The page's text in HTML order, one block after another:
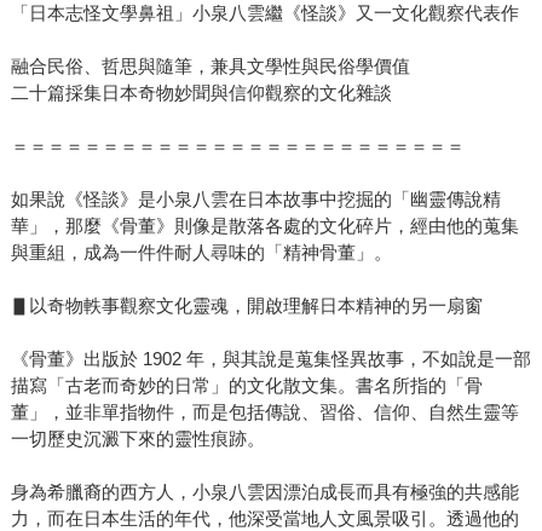
「日本志怪文學鼻祖」小泉八雲繼《怪談》又一文化觀察代表作
融合民俗、哲思與隨筆，兼具文學性與民俗學價值
二十篇採集日本奇物妙聞與信仰觀察的文化雜談
＝＝＝＝＝＝＝＝＝＝＝＝＝＝＝＝＝＝＝＝＝＝＝＝＝
如果說《怪談》是小泉八雲在日本故事中挖掘的「幽靈傳說精
華」，那麼《骨董》則像是散落各處的文化碎片，經由他的蒐集
與重組，成為一件件耐人尋味的「精神骨董」。
▋以奇物軼事觀察文化靈魂，開啟理解日本精神的另一扇窗
《骨董》出版於 1902 年，與其說是蒐集怪異故事，不如說是一部
描寫「古老而奇妙的日常」的文化散文集。書名所指的「骨
董」，並非單指物件，而是包括傳說、習俗、信仰、自然生靈等
一切歷史沉澱下來的靈性痕跡。
身為希臘裔的西方人，小泉八雲因漂泊成長而具有極強的共感能
力，而在日本生活的年代，他深受當地人文風景吸引。透過他的